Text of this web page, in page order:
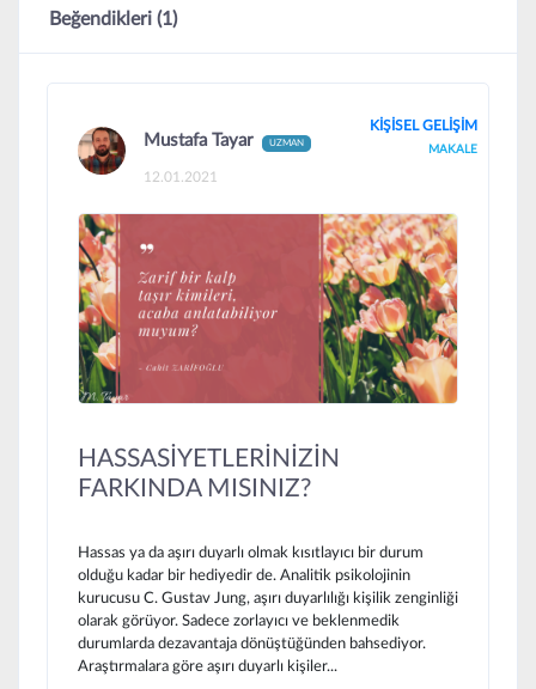
Beğendikleri (1)
Mustafa Tayar UZMAN
12.01.2021
KİŞİSEL GELİŞİM
MAKALE
HASSASİYETLERİNİZİN
FARKINDA MISINIZ?
Hassas ya da aşırı duyarlı olmak kısıtlayıcı bir durum
olduğu kadar bir hediyedir de. Analitik psikolojinin
kurucusu C. Gustav Jung, aşırı duyarlılığı kişilik zenginliği
olarak görüyor. Sadece zorlayıcı ve beklenmedik
durumlarda dezavantaja dönüştüğünden bahsediyor.
Araştırmalara göre aşırı duyarlı kişiler...